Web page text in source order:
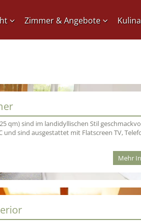
Zimmer & Angebote
qm) sind im landidyllischen Stil
und sind ausgestattet mit Flatscreen TV,
Mehr